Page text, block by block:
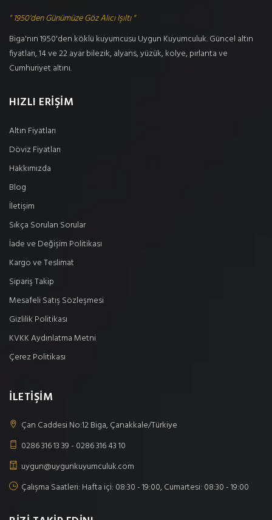
" 1950'den Günümüze Göz Alıcı Işıltı "
Biga'nın 1950'den köklü kuyumcusu Uygun Kuyumculuk. Güncel altın
fiyatları, 14 ve 22 ayar bilezik, alyans, yüzük, kolye, pırlanta ve
Cumhuriyet altını.
HIZLI ERİŞİM
Altın Fiyatları
Döviz Fiyatları
Hakkımızda
Blog
İletişim
Sıkça Sorulan Sorular
İade ve Değişim Politikası
Kargo ve Teslimat
Sipariş Takip
Mesafeli Satış Sözleşmesi
Gizlilik Politikası
KVKK Aydınlatma Metni
Çerez Politikası
İLETİŞİM
Çan Caddesi No:12 Biga, Çanakkale/Türkiye
0286 316 13 39 - 0286 316 43 10
uygun@uygunkuyumculuk.com
Çalışma Saatleri: Hafta içi: 08:30 - 19:00, Cumartesi: 08:30 - 19:00